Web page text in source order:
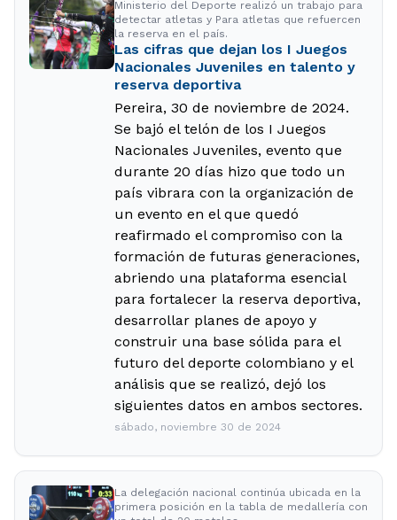
Ministerio del Deporte realizó un trabajo para
detectar atletas y Para atletas que refuercen
la reserva en el país.
Las cifras que dejan los I Juegos
Nacionales Juveniles en talento y
reserva deportiva
Pereira, 30 de noviembre de 2024.
Se bajó el telón de los I Juegos
Nacionales Juveniles, evento que
durante 20 días hizo que todo un
país vibrara con la organización de
un evento en el que quedó
reafirmado el compromiso con la
formación de futuras generaciones,
abriendo una plataforma esencial
para fortalecer la reserva deportiva,
desarrollar planes de apoyo y
construir una base sólida para el
futuro del deporte colombiano y el
análisis que se realizó, dejó los
siguientes datos en ambos sectores.
sábado, noviembre 30 de 2024
La delegación nacional continúa ubicada en la
primera posición en la tabla de medallería con